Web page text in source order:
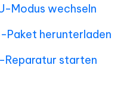
Modus wechseln
Paket herunterladen
starten